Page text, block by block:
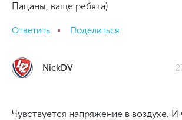
Пацаны, ваще ребята)
Ответить Поделиться
NickDV
Чувствуется напряжение в воздухе.